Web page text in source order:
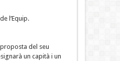
l’Equip.
del seu
un capità i un